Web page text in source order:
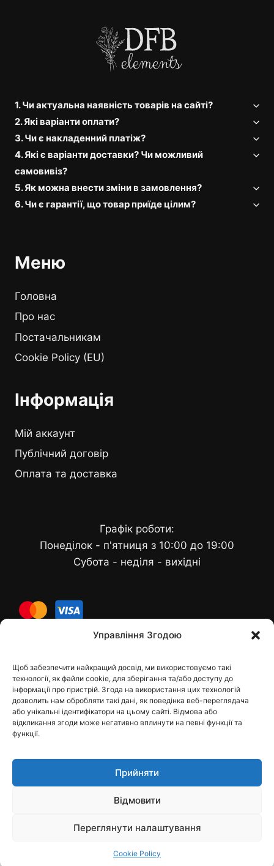
Управління Згодою
Щоб забезпечити найкращий досвід, ми використовуємо такі
технології, як файли cookie, для зберігання та/або доступу до
інформації про пристрій. Згода на використання цих технологій
дозволить нам обробляти такі дані, як поведінка веб-переглядача
або унікальні ідентифікатори на цьому сайті. Відмова або
відкликання згоди може негативно вплинути на певні функції та
функції.
Прийняти
Відмовити
Переглянути налаштування
Cookie Policy
1. Чи актуальна наявність товарів на сайті?
2. Які варіанти оплати?
3. Чи є накладенний платіж?
4. Які є варіанти доставки? Чи можливий
самовивіз?
5. Як можна внести зміни в замовлення?
6. Чи є гарантії, що товар приїде цілим?
Меню
Головна
Про нас
Постачальникам
Cookie Policy (EU)
Інформація
Мій аккаунт
Публічний договір
Оплата та доставка
Графік роботи:
Понеділок - п'ятниця з 10:00 до 19:00
Субота - неділя - вихідні
Контакти
dfbelements@gmail.com
Instagram
Кошик